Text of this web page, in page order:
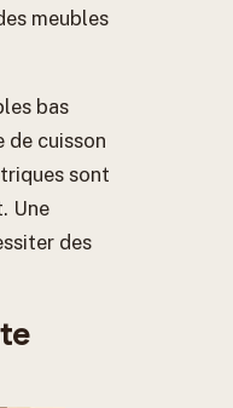
meubles
bas
de cuisson
sont
Une
des